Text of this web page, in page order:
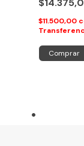
$11.500,00
Comprar